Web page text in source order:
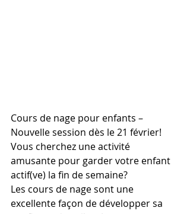
Cours de nage pour enfants –
Nouvelle session dès le 21 février!
Vous cherchez une activité
amusante pour garder votre enfant
actif(ve) la fin de semaine?
Les cours de nage sont une
excellente façon de développer sa